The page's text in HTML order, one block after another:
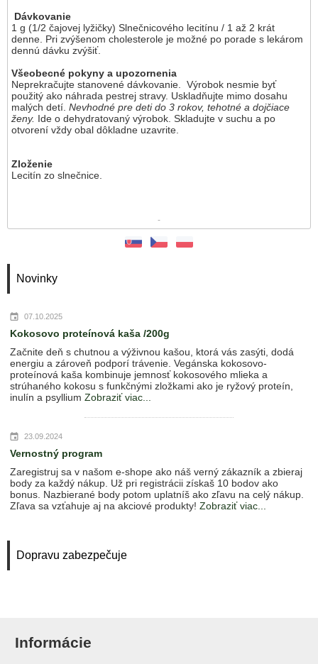
Novinky
07.10.2025
Kokosovo proteínová kaša /200g
Začnite deň s chutnou a výživnou kašou, ktorá vás zasýti, dodá
energiu a zároveň podporí trávenie. Vegánska kokosovo-
proteínová kaša kombinuje jemnosť kokosového mlieka a
strúhaného kokosu s funkčnými zložkami ako je ryžový proteín,
inulín a psyllium Zobraziť viac...
23.09.2024
Vernostný program
Zaregistruj sa v našom e-shope ako náš verný zákazník a zbieraj
body za každý nákup. Už pri registrácii získaš 10 bodov ako
bonus. Nazbierané body potom uplatníš ako zľavu na celý nákup.
Zľava sa vzťahuje aj na akciové produkty! Zobraziť viac...
Dopravu zabezpečuje
Dávkovanie
1 g (1/2 čajovej lyžičky) Slnečnicového lecitínu / 1 až 2 krát
denne. Pri zvýšenom cholesterole je možné po porade s lekárom
dennú dávku zvýšiť.
Všeobecné pokyny a upozornenia
Neprekračujte stanovené dávkovanie. Výrobok nesmie byť
použitý ako náhrada pestrej stravy. Uskladňujte mimo dosahu
malých detí. Nevhodné pre deti do 3 rokov, tehotné a dojčiace
ženy. Ide o dehydratovaný výrobok. Skladujte v suchu a po
otvorení vždy obal dôkladne uzavrite.
Zloženie
Lecitín zo slnečnice.
-
Informácie